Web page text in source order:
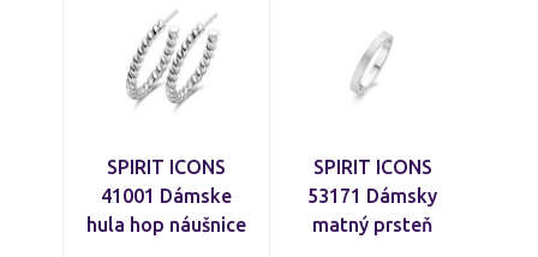
SPIRIT ICONS
41001 Dámske
hula hop náušnice
SPIRIT ICONS
53171 Dámsky
matný prsteň